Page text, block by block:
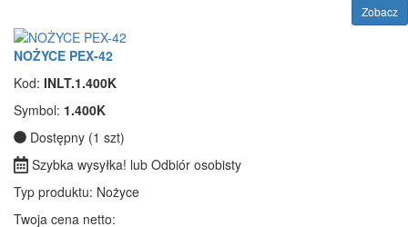
Zobacz
NOŻYCE PEX-42
Kod: INLT.1.400K
Symbol: 1.400K
Dostępny (1 szt)
Szybka wysyłka! lub Odbiór osobisty
Typ produktu: Nożyce
Twoja cena netto: